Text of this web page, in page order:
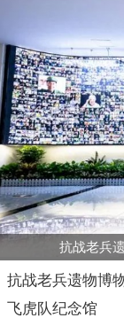
抗战老兵
抗战老兵遗物博
飞虎队纪念馆